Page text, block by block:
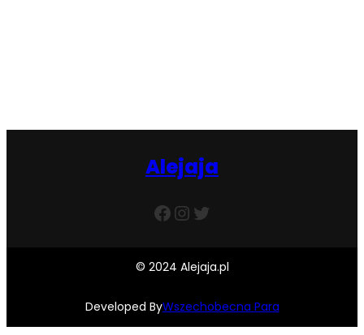
Alejaja
Facebook InstagramTwitter
© 2024 Alejaja.pl
Developed ByWszechobecna Para